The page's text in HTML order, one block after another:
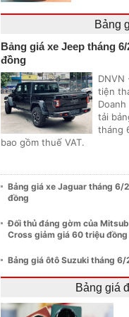
Bảng
Bảng giá xe Jeep tháng
đồng
DNVN
tiện
tải
tháng
bao gồm thuế VAT.
Bảng giá xe Jaguar tháng
đồng
Đối thủ đáng gờm của
Cross giảm giá 60 triệu
Bảng giá ôtô Suzuki tháng
Bảng giá